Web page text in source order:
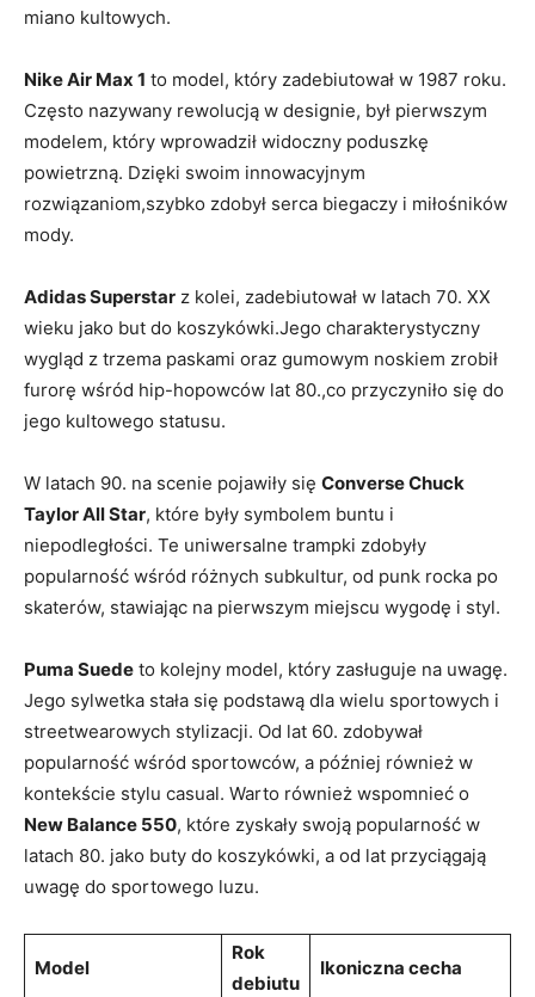
miano kultowych.
Nike ⁣Air Max 1 ‌to model, ​który zadebiutował w⁤ 1987 ⁣roku.
Często nazywany rewolucją w designie, był pierwszym
modelem, który wprowadził widoczny ⁣poduszkę
powietrzną. Dzięki‌ swoim ‌innowacyjnym
rozwiązaniom,szybko zdobył serca biegaczy i miłośników
mody.
Adidas Superstar z kolei, zadebiutował w latach 70. XX‍
wieku jako but do ‍koszykówki.Jego charakterystyczny‍
wygląd z trzema paskami oraz⁤ gumowym noskiem‌ zrobił
furorę wśród‌ hip-hopowców​ lat 80.,co ⁤przyczyniło się do
jego ‍kultowego ‍statusu.
W latach 90. na ⁤scenie⁤ pojawiły się Converse Chuck
Taylor All Star, które były‍ symbolem buntu ​i
niepodległości. Te uniwersalne trampki zdobyły
popularność wśród różnych subkultur, od punk rocka‍ po
skaterów, stawiając na pierwszym​ miejscu wygodę i styl.
Puma⁣ Suede to kolejny‍ model, który zasługuje na⁤ uwagę.
Jego ⁤sylwetka ‌stała się podstawą ⁢dla wielu sportowych i⁤
streetwearowych stylizacji. Od lat‌ 60. zdobywał
popularność wśród sportowców, a​ później również w
kontekście stylu casual. Warto również‍ wspomnieć ⁢o
New Balance 550, ​które⁢ zyskały ⁣swoją ⁤popularność w ​
latach 80. jako buty⁣ do koszykówki, a ⁣od⁤ lat ‌przyciągają
⁢uwagę do sportowego ⁢luzu.
Model
Rok​
debiutu
Ikoniczna cecha